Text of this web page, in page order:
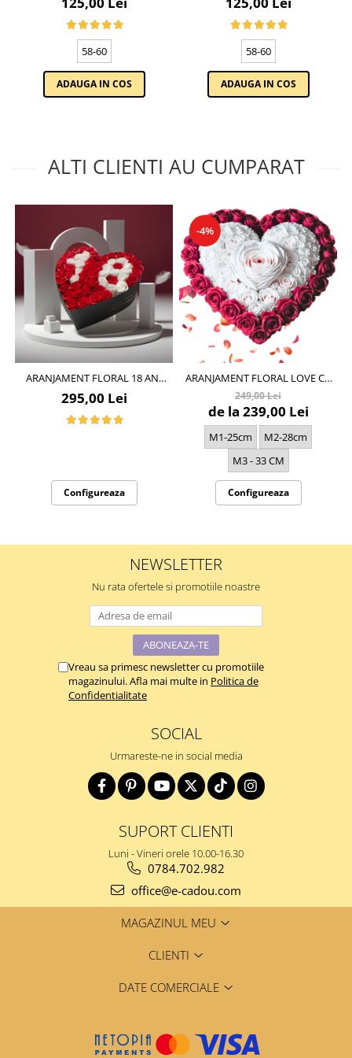
BLEOMARIN
58-60
ADAUGA IN COS
VERDE EMERALD
58-60
ADAUGA IN COS
ALTI CLIENTI AU CUMPARAT
ARANJAMENT FLORAL 18 ANI
VARSTA ANIVERSARA CU
TRANDAFIRI DIN SAPUN 59-62
TRANDAFIRI
295,00 Lei
Configureaza
-4%
ARANJAMENT FLORAL LOVE CU
TRANDAFIRI DIN SAPUN CADOU
PERFECT SI ELEGANT
249,00 Lei
de la 239,00 Lei
M1-25cm
M2-28cm
M3 - 33 CM
Configureaza
NEWSLETTER
Nu rata ofertele si promotiile noastre
Vreau sa primesc newsletter cu promotiile
magazinului. Afla mai multe in Politica de
Confidentialitate
SOCIAL
Urmareste-ne in social media
SUPORT CLIENTI
Luni - Vineri orele 10.00-16.30
0784.702.982
office@e-cadou.com
MAGAZINUL MEU
CLIENTI
DATE COMERCIALE